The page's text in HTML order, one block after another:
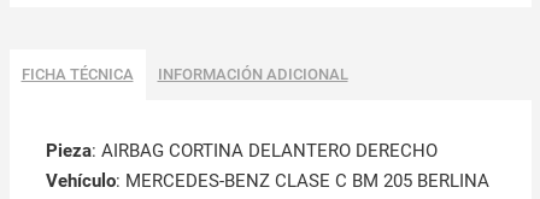
FICHA TÉCNICA INFORMACIÓN ADICIONAL
Pieza: AIRBAG CORTINA DELANTERO DERECHO
Vehículo: MERCEDES-BENZ CLASE C BM 205 BERLINA